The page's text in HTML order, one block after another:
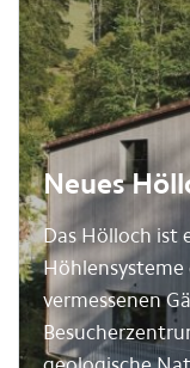
Neues
Das Hölloch ist
vermessenen